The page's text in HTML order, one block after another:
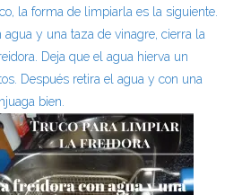
la forma de limpiarla es la siguiente.
agua y una taza de vinagre, cierra la
Deja que el agua hierva un
Después retira el agua y con una
bien.